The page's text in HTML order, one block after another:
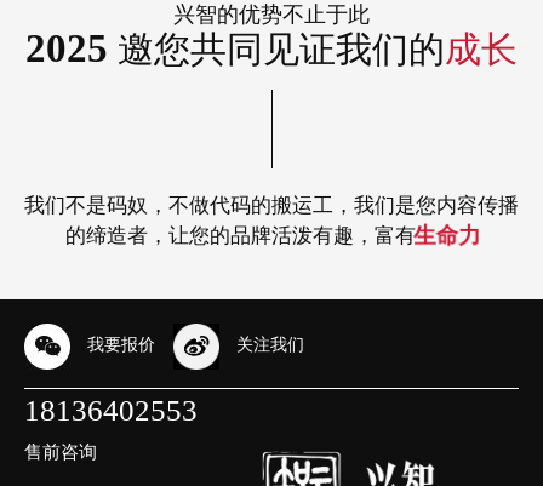
兴智的优势不止于此
2025 邀您共同见证我们的成长
我们不是码奴，不做代码的搬运工，我们是您内容传播
的缔造者，让您的品牌活泼有趣，富有生命力
我要报价 关注我们
18136402553
售前咨询